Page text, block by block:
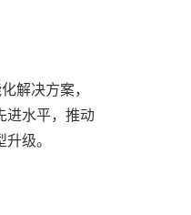
解决方案，
进水平，推动
级。